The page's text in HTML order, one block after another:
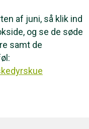
af juni, så klik ind
og se de søde
samt de